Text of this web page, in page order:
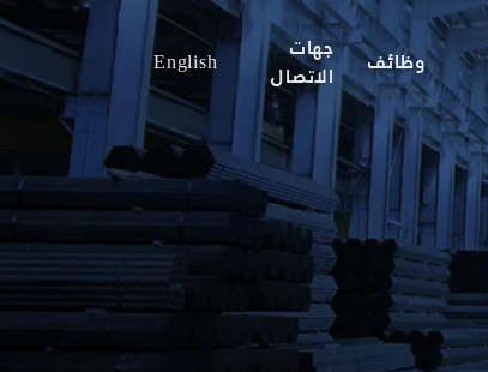
وظائف
جهات
الاتصال
English